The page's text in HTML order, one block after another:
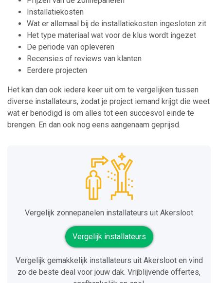
Installatiekosten
Wat er allemaal bij de installatiekosten ingesloten zit
Het type materiaal wat voor de klus wordt ingezet
De periode van opleveren
Recensies of reviews van klanten
Eerdere projecten
Het kan dan ook iedere keer uit om te vergelijken tussen
diverse installateurs, zodat je project iemand krijgt die weet
wat er benodigd is om alles tot een succesvol einde te
brengen. En dan ook nog eens aangenaam geprijsd.
Vergelijk zonnepanelen installateurs uit Akersloot
Vergelijk installateurs
Vergelijk gemakkelijk installateurs uit Akersloot en vind
zo de beste deal voor jouw dak. Vrijblijvende offertes,